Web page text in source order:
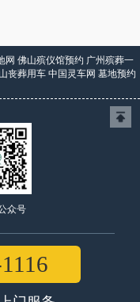
网 佛山殡仪馆预约 广州殡葬一
丧葬用车 中国灵车网 墓地预约
众号